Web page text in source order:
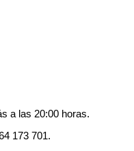
a las 20:00 horas.
173 701.